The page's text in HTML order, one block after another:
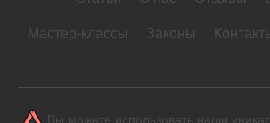
Мастер-классы Законы
Вы можете использовать наши